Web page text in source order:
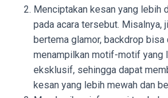
Menciptakan kesan yang lebih
pada acara tersebut. Misalnya,
bertema glamor, backdrop bisa
menampilkan motif-motif yang
eksklusif, sehingga dapat
kesan yang lebih mewah dan